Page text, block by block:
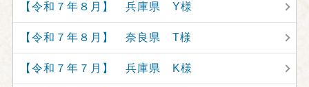
【令和７年８月】 兵庫県 Y様
【令和７年８月】 奈良県 T様
【令和７年７月】 兵庫県 K様